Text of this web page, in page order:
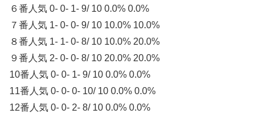
６番人気 0- 0- 1- 9/ 10 0.0% 0.0%
７番人気 1- 0- 0- 9/ 10 10.0% 10.0%
８番人気 1- 1- 0- 8/ 10 10.0% 20.0%
９番人気 2- 0- 0- 8/ 10 20.0% 20.0%
10番人気 0- 0- 1- 9/ 10 0.0% 0.0%
11番人気 0- 0- 0- 10/ 10 0.0% 0.0%
12番人気 0- 0- 2- 8/ 10 0.0% 0.0%